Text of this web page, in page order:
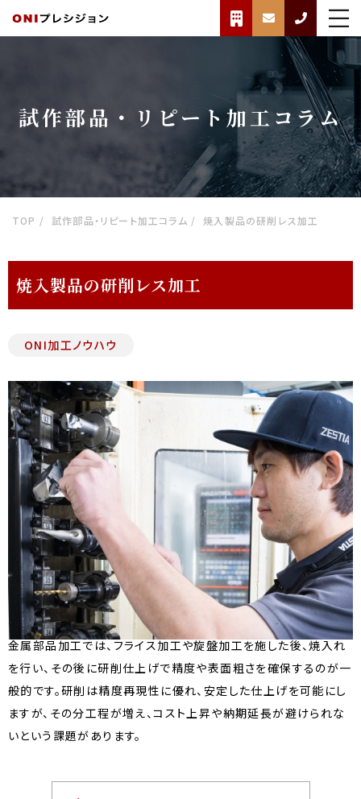
試作部品・リピート加工コラム
TOP 試作部品・リピート加工コラム 焼入製品の研削レス加工
焼入製品の研削レス加工
ONI加工ノウハウ
金属部品加工では、フライス加工や旋盤加工を施した後、焼入れ
を行い、その後に研削仕上げで精度や表面粗さを確保するのが一
般的です。研削は精度再現性に優れ、安定した仕上げを可能にし
ますが、その分工程が増え、コスト上昇や納期延長が避けられな
いという課題があります。